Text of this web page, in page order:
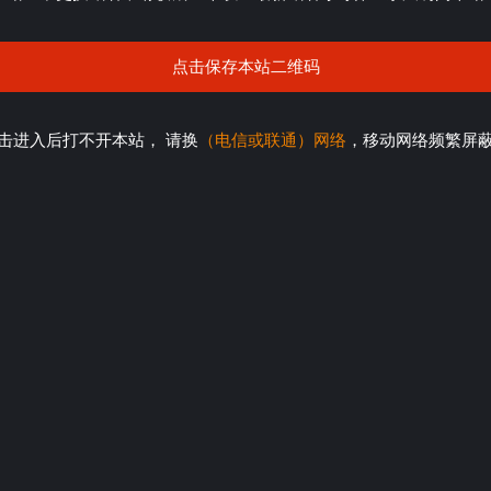
点击保存本站二维码
进入后打不开本站， 请换 （电信或联通）网络 ，移动网络频繁屏